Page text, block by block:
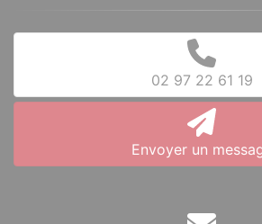
02 97 22 61 19
Envoyer un